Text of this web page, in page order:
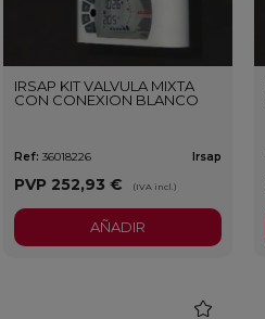
IRSAP KIT VALVULA MIXTA
CON CONEXION BLANCO
Ref: 36018226 Irsap
PVP 252,93 € (IVA incl.)
AÑADIR